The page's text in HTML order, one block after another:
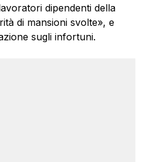
dipendenti della
di mansioni svolte», e
sugli infortuni.